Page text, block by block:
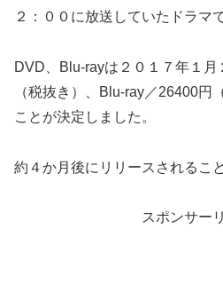
２：００に放送していたドラマ
DVD、Blu-rayは２０１７年１
（税抜き）、Blu-ray／26400円
ことが決定しました。
約４か月後にリリースされるこ
スポンサー